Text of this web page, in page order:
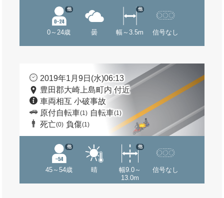
0～24歳
他
曇 幅～3.5m
他
信号なし
2019年1月9日(水)06:13
豊田郡大崎上島町内 付近
車両相互 小破事故
原付自転車(1) 自転車(1)
死亡(0) 負傷(1)
45～54歳
他
晴
幅9.0～
13.0m
他
信号なし